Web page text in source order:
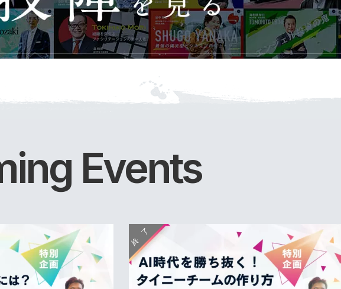
Events